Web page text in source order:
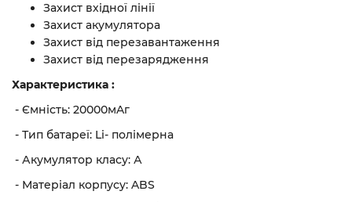
Захист вхідної лінії
Захист акумулятора
Захист від перезавантаження
Захист від перезарядження
Характеристика :
- Ємність: 20000мAг
- Тип батареї: Li- полімерна
- Акумулятор класу: А
- Матеріал корпусу: ABS